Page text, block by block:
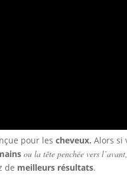
pour les cheveux. Alors si
ou la tête penchée vers l’avant,
de meilleurs résultats.